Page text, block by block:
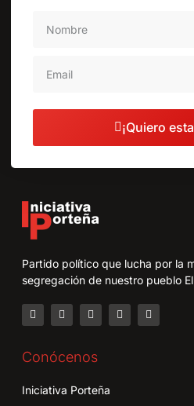
¡Quiero
Partido político que lucha por la
segregación de nuestro pueblo
Conócenos
Iniciativa Porteña